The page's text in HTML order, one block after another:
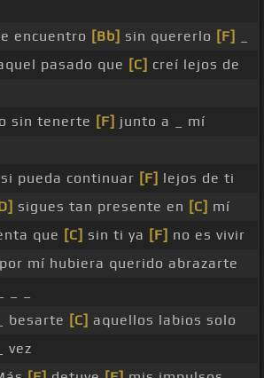
encuentro [Bb] sin quererlo [F]
pasado que [C] creí lejos de
sin tenerte [F] junto a _ mí
pueda continuar [F] lejos de ti
sigues tan presente en [C] mí
que [C] sin ti ya [F] no es vivir
por mí hubiera querido abrazarte
_ _
besarte [C] aquellos labios solo
vez